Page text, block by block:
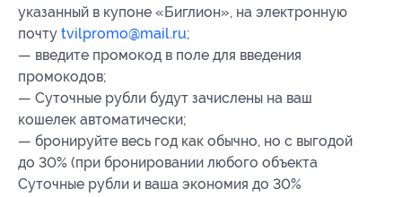
указанный в купоне «Биглион», на электронную
почту tvilpromo@mail.ru;
— введите промокод в поле для введения
промокодов;
— Суточные рубли будут зачислены на ваш
кошелек автоматически;
— бронируйте весь год как обычно, но с выгодой
до 30% (при бронировании любого объекта
Суточные рубли и ваша экономия до 30%